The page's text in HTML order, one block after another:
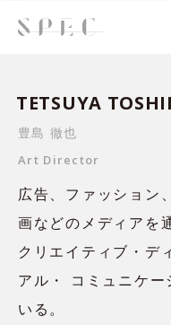
TETSUYA
豊島 徹也
Art Director
広告、ファッション
画などのメディアを
クリエイティブ・デ
アル・ コミュニケ
いる。